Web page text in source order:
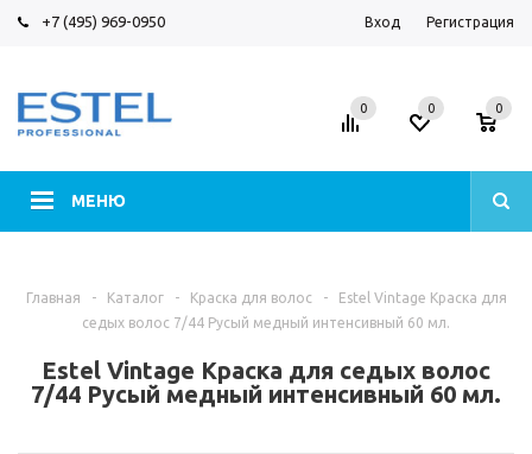
+7 (495) 969-0950 Вход Регистрация
МЕНЮ
0 0 0
Главная - Каталог - Краска для волос -
Estel Vintage Краска для
седых волос 7/44 Русый медный интенсивный 60 мл.
Estel Vintage Краска для седых волос
7/44 Русый медный интенсивный 60 мл.